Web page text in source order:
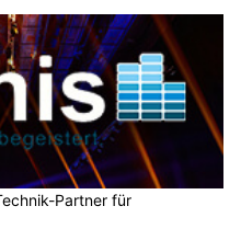
Partner für